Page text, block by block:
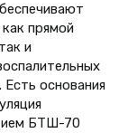
прямой
и
основания
БТШ-70